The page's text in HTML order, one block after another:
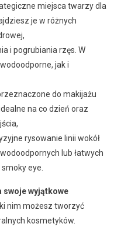
miejsca twarzy dla
je w różnych
i pogrubiania rzęs. W
jak i
do makijażu
na co dzień oraz
rysowanie linii wokół
lub łatwych
eye.
swoje wyjątkowe
nim możesz tworzyć
kosmetyków.